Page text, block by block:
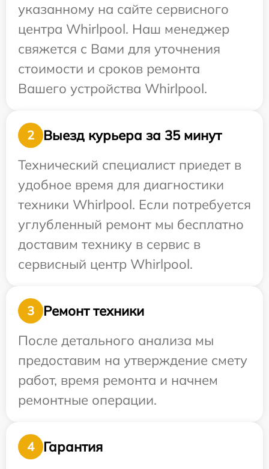
указанному на сайте сервисного
центра Whirlpool. Наш менеджер
свяжется с Вами для уточнения
стоимости и сроков ремонта
Вашего устройства Whirlpool.
2
Выезд курьера за 35 минут
Технический специалист приедет в
удобное время для диагностики
техники Whirlpool. Если потребуется
углубленный ремонт мы бесплатно
доставим технику в сервис в
сервисный центр Whirlpool.
3
Ремонт техники
После детального анализа мы
предоставим на утверждение смету
работ, время ремонта и начнем
ремонтные операции.
4
Гарантия